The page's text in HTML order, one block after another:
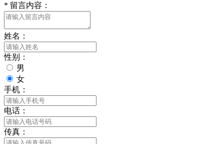
* 留言内容：
姓名：
性别：
男
女
手机：
电话：
传真：